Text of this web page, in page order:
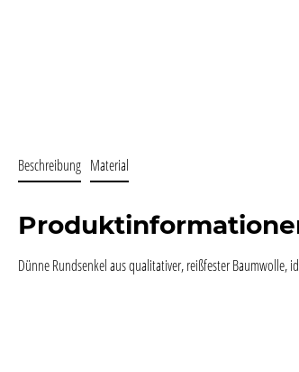
Beschreibung Material
Dünne Rundsenkel aus qualitativer, reißfester Baumwolle,